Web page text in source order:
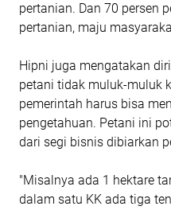
pertanian. Dan 70 persen
pertanian, maju
Hipni juga mengatakan
petani tidak muluk-muluk
pemerintah harus bisa
pengetahuan. Petani ini
dari segi bisnis dibiarkan
"Misalnya ada 1 hektare
dalam satu KK ada tiga